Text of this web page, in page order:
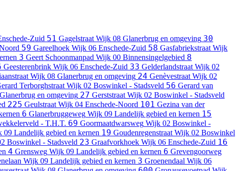
Zuid 51 Gagelstraat Wijk 08 Glanerbrug en omgeving 30
59 Gareelhoek Wijk 06 Enschede-Zuid 58 Gasfabriekstraat Wijk
3 Geert Schoonmanpad Wijk 00 Binnensingelgebied 8
Geesterenbrink Wijk 06 Enschede-Zuid 33 Gelderlandstraat Wijk 02
Wijk 08 Glanerbrug en omgeving 24 Genèvestraat Wijk 02
Terborghstraat Wijk 02 Boswinkel - Stadsveld 56 Gerard van
en omgeving 27 Gerststraat Wijk 02 Boswinkel - Stadsveld
225 Geulstraat Wijk 04 Enschede-Noord 101 Gezina van der
6 Glanerbruggeweg Wijk 09 Landelijk gebied en kernen 15
- T.H.T. 69 Goormaatdwarsweg Wijk 02 Boswinkel -
09 Landelijk gebied en kernen 19 Goudenregenstraat Wijk 02 Boswinkel
Boswinkel - Stadsveld 23 Graafvorkhoek Wijk 06 Enschede-Zuid 16
4 Grensweg Wijk 09 Landelijk gebied en kernen 6 Grevengoorweg
Wijk 09 Landelijk gebied en kernen 3 Groenendaal Wijk 06